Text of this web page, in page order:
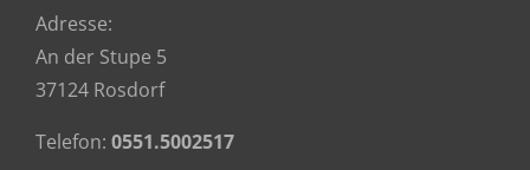
Adresse:
An der Stupe 5
37124 Rosdorf
Telefon: 0551.5002517